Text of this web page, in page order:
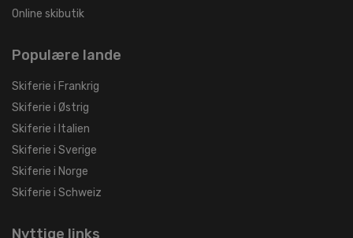
Online skibutik
Populære lande
Skiferie i Frankrig
Skiferie i Østrig
Skiferie i Italien
Skiferie i Sverige
Skiferie i Norge
Skiferie i Schweiz
Nyttige links